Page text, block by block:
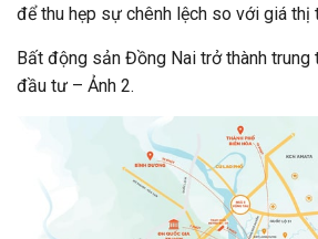
để thu hẹp sự chênh lệch so với giá thị
Bất động sản Đồng Nai trở thành trung
đầu tư – Ảnh 2.